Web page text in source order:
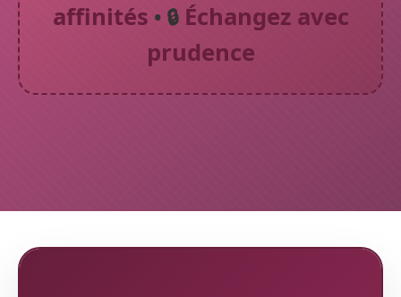
affinités • 🔒 Échangez avec
prudence